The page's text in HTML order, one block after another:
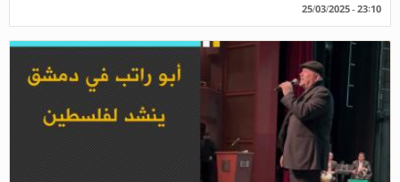
25/03/2025 - 23:10